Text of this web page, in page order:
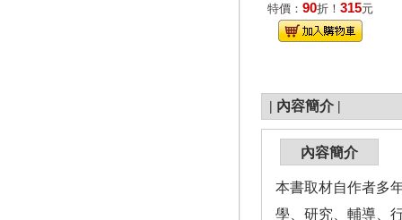
特價： 90折！ 315元
| 內容簡介 |
內容簡介
本書取材自作者多
學、研究、輔導、